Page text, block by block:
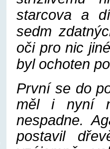
starcova a
sedm
oči pro nic
byl ochoten
První se do
měl i nyní
nespadne.
postavil